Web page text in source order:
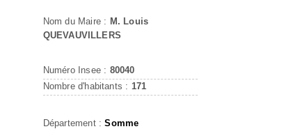
Nom du Maire : M. Louis
QUEVAUVILLERS
Numéro Insee : 80040
Nombre d'habitants : 171
Département :Somme